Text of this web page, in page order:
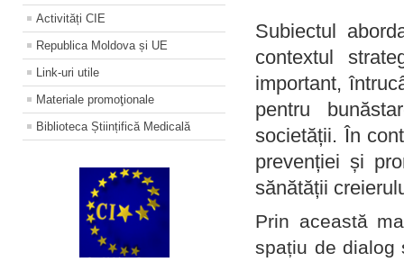
Activități CIE
Republica Moldova și UE
Link-uri utile
Materiale promoţionale
Biblioteca Științifică Medicală
Subiectul
contextul
important,
pentru
societății. În
prevenției și
sănătății
Prin această
spațiu de dialog